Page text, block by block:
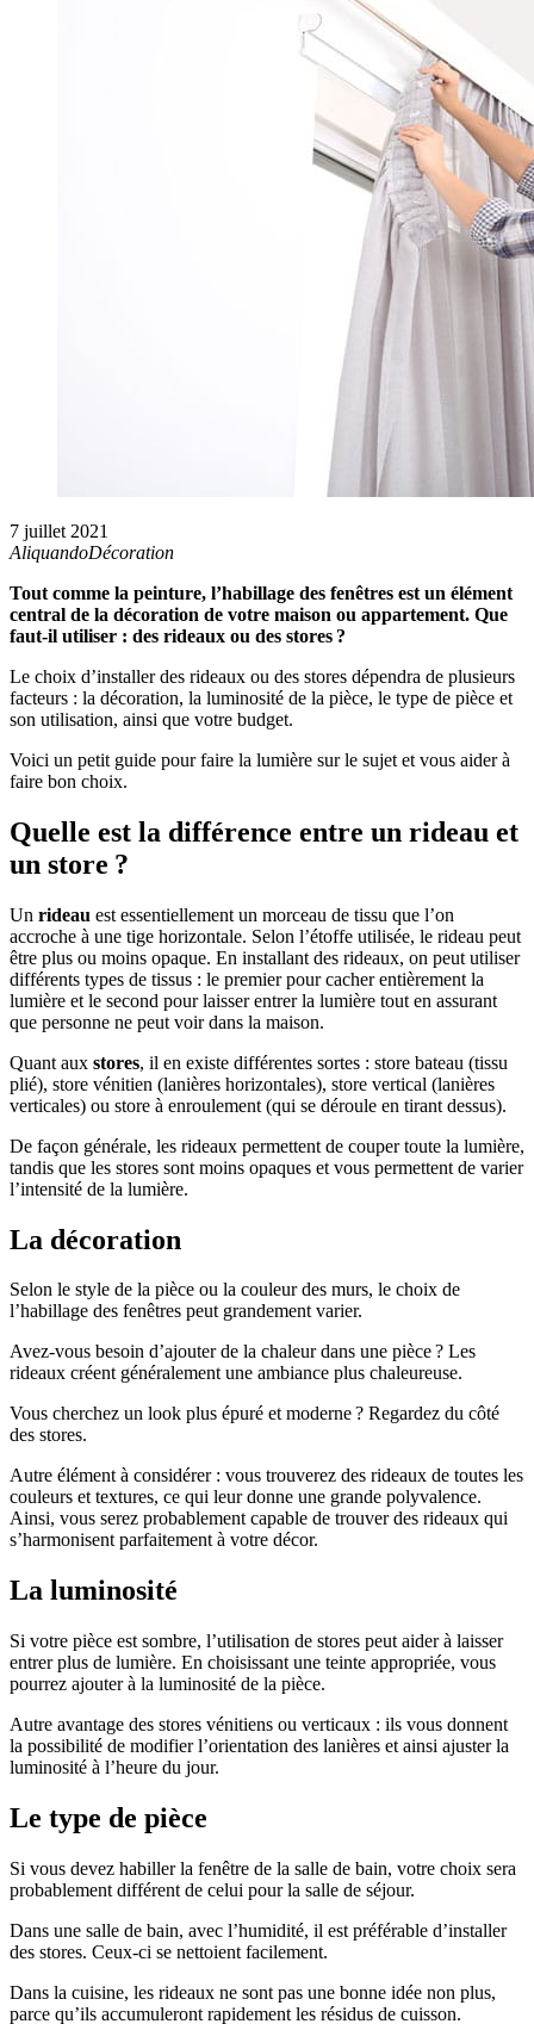
7 juillet 2021
AliquandoDécoration
Tout comme la peinture, l’habillage des fenêtres est un élément
central de la décoration de votre maison ou appartement. Que
faut-il utiliser : des rideaux ou des stores ?
Le choix d’installer des rideaux ou des stores dépendra de plusieurs
facteurs : la décoration, la luminosité de la pièce, le type de pièce et
son utilisation, ainsi que votre budget.
Voici un petit guide pour faire la lumière sur le sujet et vous aider à
faire bon choix.
Quelle est la différence entre un rideau et
un store ?
Un rideau est essentiellement un morceau de tissu que l’on
accroche à une tige horizontale. Selon l’étoffe utilisée, le rideau peut
être plus ou moins opaque. En installant des rideaux, on peut utiliser
différents types de tissus : le premier pour cacher entièrement la
lumière et le second pour laisser entrer la lumière tout en assurant
que personne ne peut voir dans la maison.
Quant aux stores, il en existe différentes sortes : store bateau (tissu
plié), store vénitien (lanières horizontales), store vertical (lanières
verticales) ou store à enroulement (qui se déroule en tirant dessus).
De façon générale, les rideaux permettent de couper toute la lumière,
tandis que les stores sont moins opaques et vous permettent de varier
l’intensité de la lumière.
La décoration
Selon le style de la pièce ou la couleur des murs, le choix de
l’habillage des fenêtres peut grandement varier.
Avez-vous besoin d’ajouter de la chaleur dans une pièce ? Les
rideaux créent généralement une ambiance plus chaleureuse.
Vous cherchez un look plus épuré et moderne ? Regardez du côté
des stores.
Autre élément à considérer : vous trouverez des rideaux de toutes les
couleurs et textures, ce qui leur donne une grande polyvalence.
Ainsi, vous serez probablement capable de trouver des rideaux qui
s’harmonisent parfaitement à votre décor.
La luminosité
Si votre pièce est sombre, l’utilisation de stores peut aider à laisser
entrer plus de lumière. En choisissant une teinte appropriée, vous
pourrez ajouter à la luminosité de la pièce.
Autre avantage des stores vénitiens ou verticaux : ils vous donnent
la possibilité de modifier l’orientation des lanières et ainsi ajuster la
luminosité à l’heure du jour.
Le type de pièce
Si vous devez habiller la fenêtre de la salle de bain, votre choix sera
probablement différent de celui pour la salle de séjour.
Dans une salle de bain, avec l’humidité, il est préférable d’installer
des stores. Ceux-ci se nettoient facilement.
Dans la cuisine, les rideaux ne sont pas une bonne idée non plus,
parce qu’ils accumuleront rapidement les résidus de cuisson.